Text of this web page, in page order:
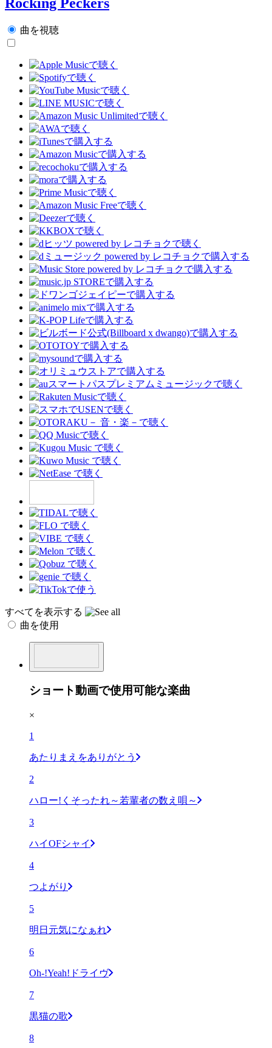
曲を視聴
すべてを表示する
曲を使用
ショート動画で使用可能な楽曲
×
1
あたりまえをありがとう
2
ハロー!くそったれ～若輩者の数え唄～
3
ハイOFシャイ
4
つよがり
5
明日元気になぁれ
6
Oh-!Yeah!ドライヴ
7
黒猫の歌
8